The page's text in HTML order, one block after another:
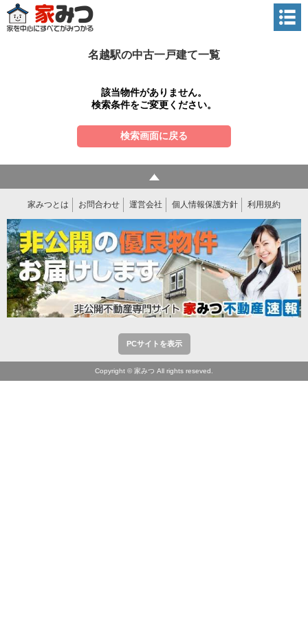
名越駅の中古一戸建て一覧
該当物件がありません。
検索条件をご変更ください。
検索画面に戻る
家みつとは お問合わせ 運営会社 個人情報保護方針 利用規約
PCサイトを表示
Copyright © 家みつ All rights reseved.